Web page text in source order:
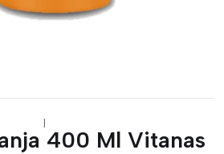
|
400 Ml Vitanas